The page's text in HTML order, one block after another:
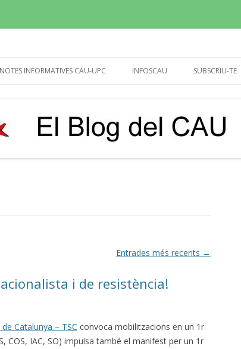
NOTES INFORMATIVES CAU-UPC
UTG’S
BIBLIOTEQUES
CALENDARI LABORAL 2018 I
NI ACORD DE VESTUARI NI CAP
ACORD PEL PASL!
INFOSCAU
INFOCAU 10 NOVEMB.2015
INFOCAU 15 MAIG 2019
SUBSCRIU-TE
Entrades més recents →
i de resistència!
Catalunya – TSC convoca mobilitzacions en un 1r
COS, IAC, SO) impulsa també el manifest per un 1r